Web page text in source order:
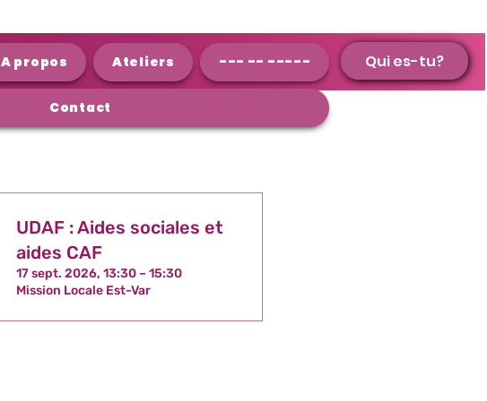
Qui es-tu?
A propos Ateliers --- -- -----
Contact
Qui es-tu?
UDAF : Aides sociales et
aides CAF
17 sept. 2026, 13:30 – 15:30
Mission Locale Est-Var